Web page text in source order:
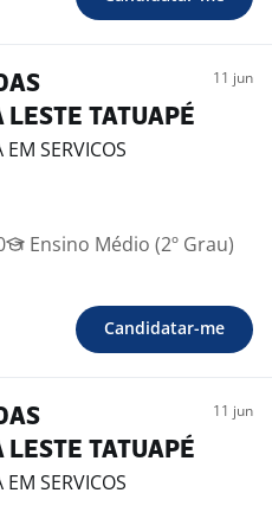
TATUAPÉ
11 jun
SERVICOS
Ensino Médio (2º Grau)
Candidatar-me
TATUAPÉ
11 jun
SERVICOS